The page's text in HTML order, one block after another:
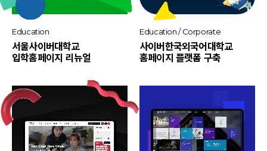
Education
서울사이버대학교
입학홈페이지 리뉴얼
Education / Corporate
사이버한국외국어대학교
홈페이지 플랫폼 구축